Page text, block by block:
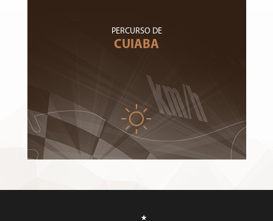
PERCURSO DE
CUIABA